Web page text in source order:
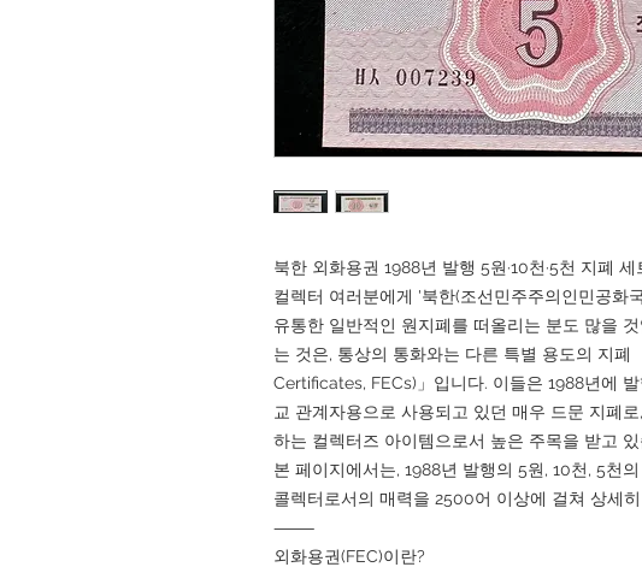
북한 외화용권 1988년 발행 5원·10천·5천 지폐 세
컬렉터 여러분에게 '북한(조선민주주의인민공화
유통한 일반적인 원지폐를 떠올리는 분도 많을
는 것은, 통상의 통화와는 다른 특별 용도의 지
Certificates, FECs)」입니다. 이들은 1988년에
교 관계자용으로 사용되고 있던 매우 드문 지폐
하는 컬렉터즈 아이템으로서 높은 주목을 받고 있
본 페이지에서는, 1988년 발행의 5원, 10천, 5천
콜렉터로서의 매력을 2500어 이상에 걸쳐 상세
⸻
외화용권(FEC)이란?